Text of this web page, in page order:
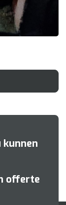
offerte